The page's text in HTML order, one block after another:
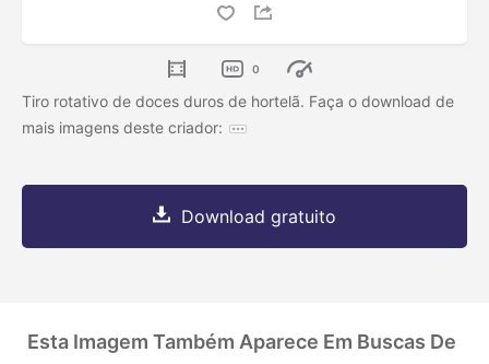
0
Tiro rotativo de doces duros de hortelã. Faça o download de
mais imagens deste criador:
Download gratuito
Esta Imagem Também Aparece Em Buscas De